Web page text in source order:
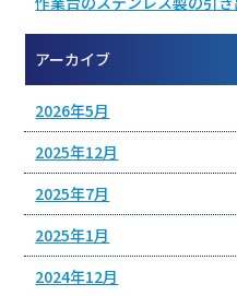
アーカイブ
2026年5月
2025年12月
2025年7月
2025年1月
2024年12月